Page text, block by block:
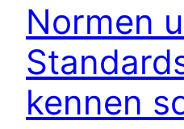
Normen
kennen